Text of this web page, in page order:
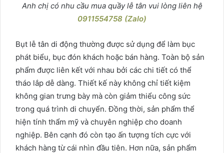
Anh chị có nhu cầu mua quầy lễ tân vui lòng liên hệ
0911554758 (Zalo)
Bụt lễ tân di động thường được sử dụng để làm bục
phát biểu, bục đón khách hoặc bán hàng. Toàn bộ sản
phẩm được liên kết với nhau bởi các chi tiết có thể
tháo lắp dễ dàng. Thiết kế này không chỉ tiết kiệm
không gian trưng bày mà còn giảm thiểu công sức
trong quá trình di chuyển. Đồng thời, sản phẩm thể
hiện tính thẩm mỹ và chuyên nghiệp cho doanh
nghiệp. Bên cạnh đó còn tạo ấn tượng tích cực với
khách hàng từ cái nhìn đầu tiên. Hơn nữa, sản phẩm